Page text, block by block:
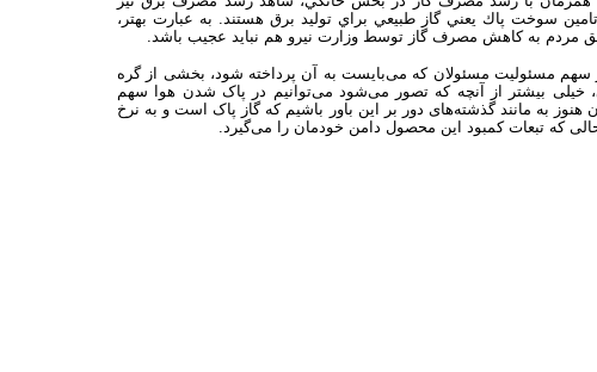
سوخت پاك يعني گاز طبيعي براي توليد برق هستند. به عبارت بهتر،
به كاهش مصرف گاز توسط وزارت نيرو هم نبايد عجيب باشد.
سهم مسئولیت مسئولان که می‌بایست به آن پرداخته شود، بخشی از گره
خیلی بیشتر از آنچه که تصور می‌شود می‌توانیم در پاک شدن هوا سهم
به مانند گذشته‌های دور بر این باور باشیم که گاز پاک است و به نرخ
که تبعات کمبود این محصول دامن خودمان را می‌گیرد.